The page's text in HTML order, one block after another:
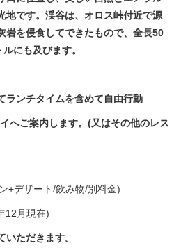
地です。渓谷は、オロス峠付近で源
岩を侵食してできたもので、全長50
にも及びます。
ランチタイムを含めて自由行動
へご案内します。(又はその他のレス
+デザート/飲み物/別料金)
12月現在)
ただきます。